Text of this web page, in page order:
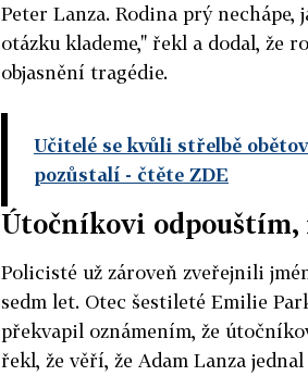
Peter Lanza. Rodina prý
otázku klademe," řekl a dodal, že
objasnění tragédie.
Učitelé se kvůli střelbě
pozůstalí - čtěte ZDE
Útočníkovi odpouštím,
Policisté už zároveň zveřejnili
sedm let. Otec šestileté Emilie
překvapil oznámením, že
řekl, že věří, že Adam Lanza